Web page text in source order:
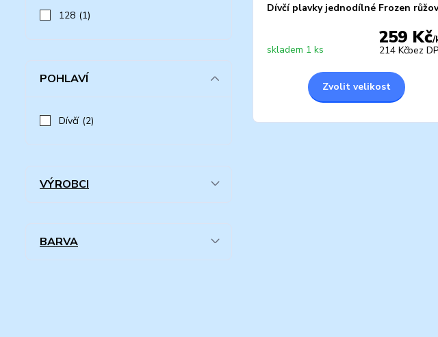
Dívčí plavky jednodílné Frozen
259 Kč/
214 Kčbez
skladem 1 ks
Zvolit velikost
128 (1)
POHLAVÍ
Dívčí (2)
VÝROBCI
BARVA